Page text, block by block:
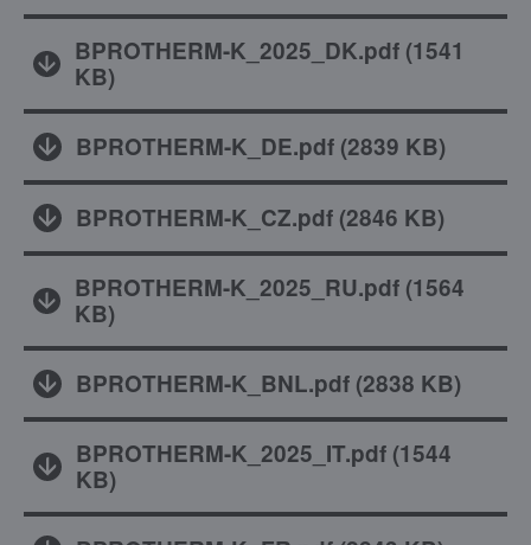
BPROTHERM-K_2025_DK.pdf(1541
KB)
BPROTHERM-K_DE.pdf (2839 KB)
BPROTHERM-K_CZ.pdf (2846 KB)
BPROTHERM-K_2025_RU.pdf(1564
KB)
BPROTHERM-K_BNL.pdf (2838 KB)
BPROTHERM-K_2025_IT.pdf(1544
KB)